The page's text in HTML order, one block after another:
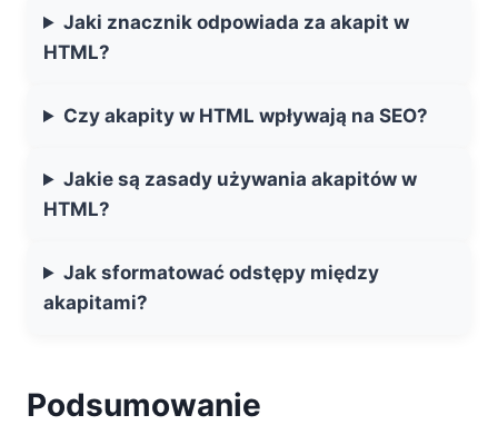
Jaki znacznik odpowiada za akapit w
HTML?
Czy akapity w HTML wpływają na SEO?
Jakie są zasady używania akapitów w
HTML?
Jak sformatować odstępy między
akapitami?
Podsumowanie